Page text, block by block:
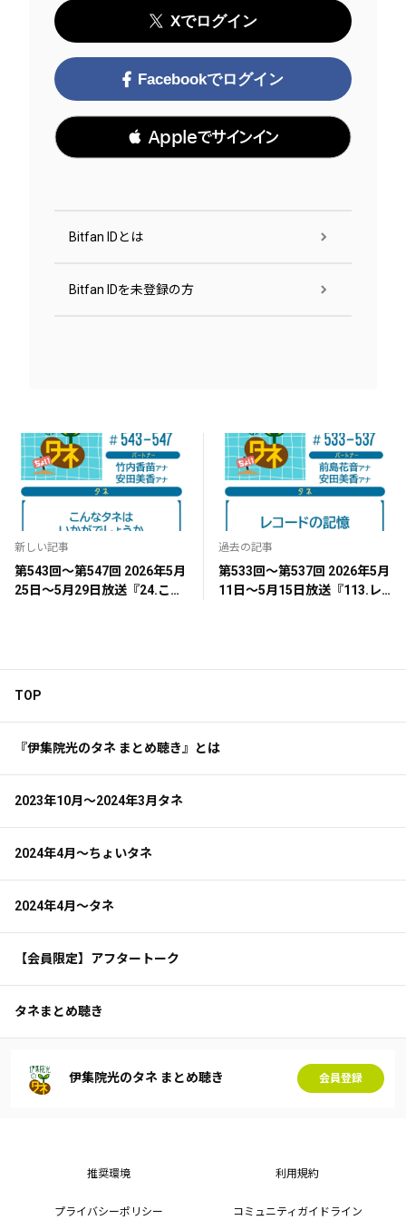
Xでログイン
Facebookでログイン
 Appleでサインイン
Bitfan IDとは
Bitfan IDを未登録の方
新しい記事
第543回～第547回 2026年5月
25日～5月29日放送『24.こん
過去の記事
第533回～第537回 2026年5月
11日～5月15日放送『113.レ
TOP
『伊集院光のタネ まとめ聴き』とは
2023年10月～2024年3月タネ
2024年4月～ちょいタネ
2024年4月～タネ
【会員限定】アフタートーク
タネまとめ聴き
伊集院光のタネ まとめ聴き 会員登録
推奨環境 利用規約
プライバシーポリシー コミュニティガイドライン